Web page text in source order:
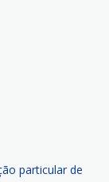
particular de